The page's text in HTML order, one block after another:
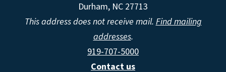
Durham, NC 27713
This address does not receive mail.Find mailing
addresses.
919-707-5000
Contact us